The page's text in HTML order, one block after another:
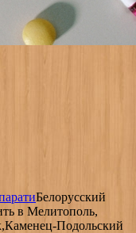
Белорусский
в Мелитополь,
Подольский